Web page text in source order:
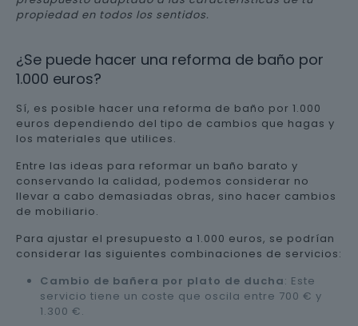
propiedad en todos los sentidos.
¿Se puede hacer una reforma de baño por
1.000 euros?
Sí, es posible hacer una reforma de baño por 1.000
euros dependiendo del tipo de cambios que hagas y
los materiales que utilices.
Entre las ideas para reformar un baño barato y
conservando la calidad, podemos considerar no
llevar a cabo demasiadas obras, sino hacer cambios
de mobiliario.
Para ajustar el presupuesto a 1.000 euros, se podrían
considerar las siguientes combinaciones de servicios:
Cambio de bañera por plato de ducha: Este
servicio tiene un coste que oscila entre 700 € y
1.300 €.